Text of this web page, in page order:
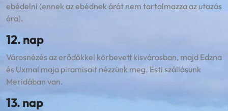
ebédelni (ennek az ebédnek árát nem tartalmazza az utazás
ára).
12. nap
Városnézés az erődökkel körbevett kisvárosban, majd Edzna
és Uxmal maja piramisait nézzünk meg. Esti szállásunk
Meridában van.
13. nap